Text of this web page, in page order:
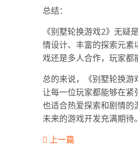
总结：
《别墅轮换游戏2》无疑
情设计、丰富的探索元
戏还是多人合作，玩家都
总的来说，《别墅轮换游
让每一位玩家都能够在紧
也适合热爱探索和剧情
未来的游戏开发充满期待。
上一篇